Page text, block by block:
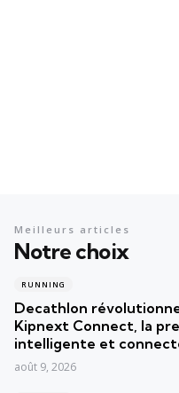
Notre choix
Meilleurs articles
RUNNING
Decathlon
Kipnext Connect, la
intelligente et
août 9, 2026